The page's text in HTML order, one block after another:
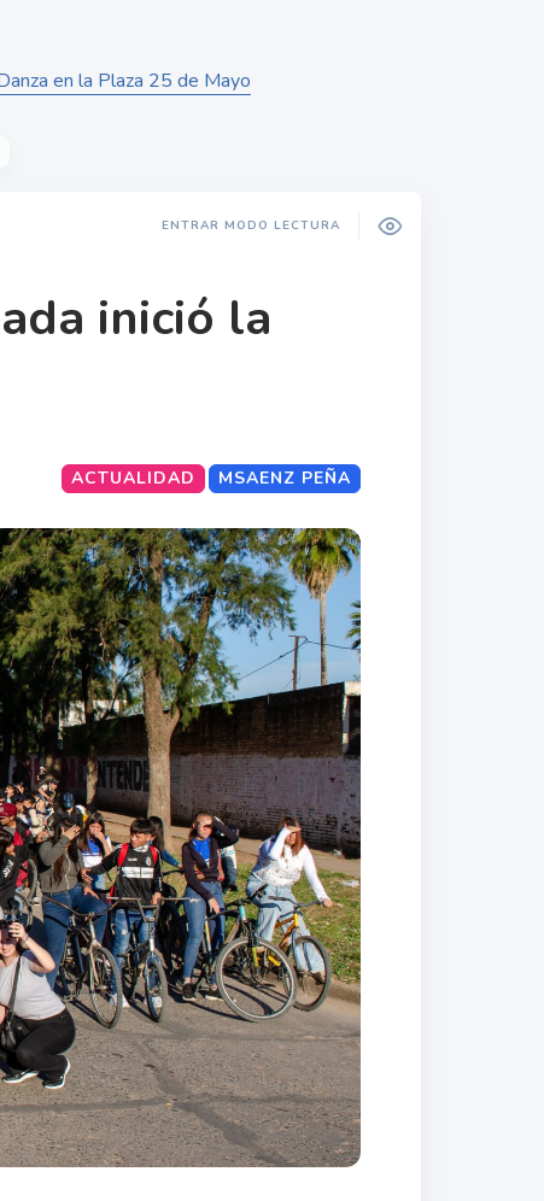
en la Plaza 25 de Mayo
ENTRAR MODO LECTURA
inició la
MSAENZ PEÑA
ACTUALIDAD